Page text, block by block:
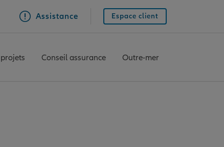
Assistance Espace client
Conseil assurance Outre-mer